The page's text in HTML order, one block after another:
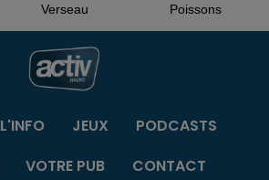
Verseau Poissons
L'INFO JEUX
PODCASTS
VOTRE PUB CONTACT